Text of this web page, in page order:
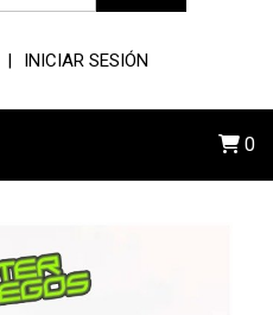
INICIAR SESIÓN
0